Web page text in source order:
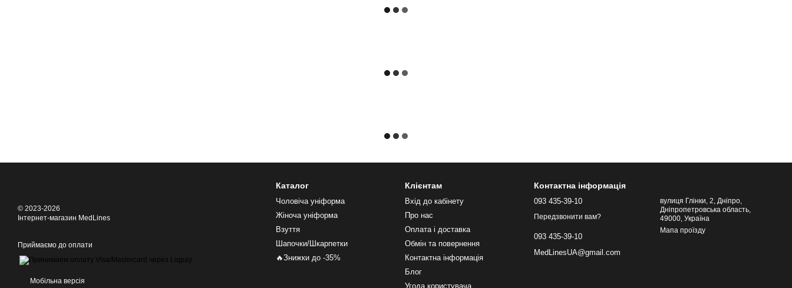
© 2023-2026
Інтернет-магазин MedLines
Приймаємо до оплати
Мобільна версія
Каталог
Чоловіча уніформа
Жіноча уніформа
Взуття
Шапочки/Шкарпетки
🔥Знижки до -35%
Клієнтам
Вхід до кабінету
Про нас
Оплата і доставка
Обмін та повернення
Контактна інформація
Блог
Угода користувача
Контактна інформація
093 435-39-10
Передзвонити вам?
093 435-39-10
MedLinesUA@gmail.com
вулиця Глінки, 2, Дніпро,
Дніпропетровська область,
49000, Україна
Мапа проїзду